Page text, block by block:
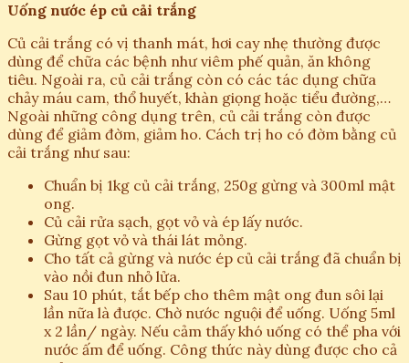
Uống nước ép củ cải trắng
Củ cải trắng có vị thanh mát, hơi cay nhẹ thường được
dùng để chữa các bệnh như viêm phế quản, ăn không
tiêu. Ngoài ra, củ cải trắng còn có các tác dụng chữa
chảy máu cam, thổ huyết, khàn giọng hoặc tiểu đường,…
Ngoài những công dụng trên, củ cải trắng còn được
dùng để giảm đờm, giảm ho. Cách trị ho có đờm bằng củ
cải trắng như sau:
Chuẩn bị 1kg củ cải trắng, 250g gừng và 300ml mật
ong.
Củ cải rửa sạch, gọt vỏ và ép lấy nước.
Gừng gọt vỏ và thái lát mỏng.
Cho tất cả gừng và nước ép củ cải trắng đã chuẩn bị
vào nồi đun nhỏ lửa.
Sau 10 phút, tắt bếp cho thêm mật ong đun sôi lại
lần nữa là được. Chờ nước nguội để uống. Uống 5ml
x 2 lần/ ngày. Nếu cảm thấy khó uống có thể pha với
nước ấm để uống. Công thức này dùng được cho cả